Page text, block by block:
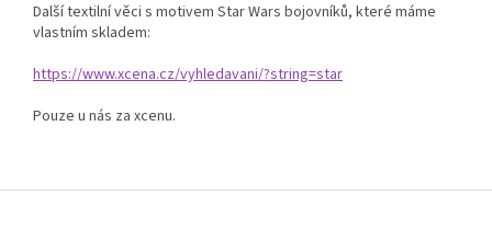
Další textilní věci s motivem Star Wars bojovníků, které máme
vlastním skladem:
https://www.xcena.cz/vyhledavani/?string=star
Pouze u nás za xcenu.